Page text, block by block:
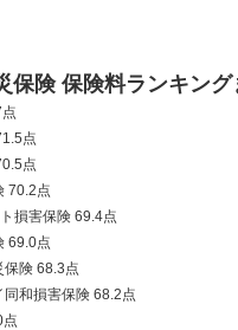
保険 保険料ランキング
点
点
70.2点
損害保険 69.4点
69.0点
保険 68.3点
和損害保険 68.2点
点